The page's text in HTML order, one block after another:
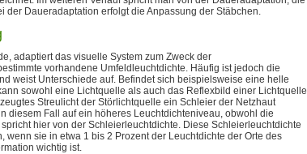
der Daueradaptation erfolgt die Anpassung der Stäbchen.
adaptiert das visuelle System zum Zweck der
vorhandene Umfeldleuchtdichte. Häufig ist jedoch die
weist Unterschiede auf. Befindet sich beispielsweise eine helle
sowohl eine Lichtquelle als auch das Reflexbild einer Lichtquelle
Streulicht der Störlichtquelle ein Schleier der Netzhaut
diesem Fall auf ein höheres Leuchtdichteniveau, obwohl die
hier von der Schleierleuchtdichte. Diese Schleierleuchtdichte
wenn sie in etwa 1 bis 2 Prozent der Leuchtdichte der Orte des
wichtig ist.